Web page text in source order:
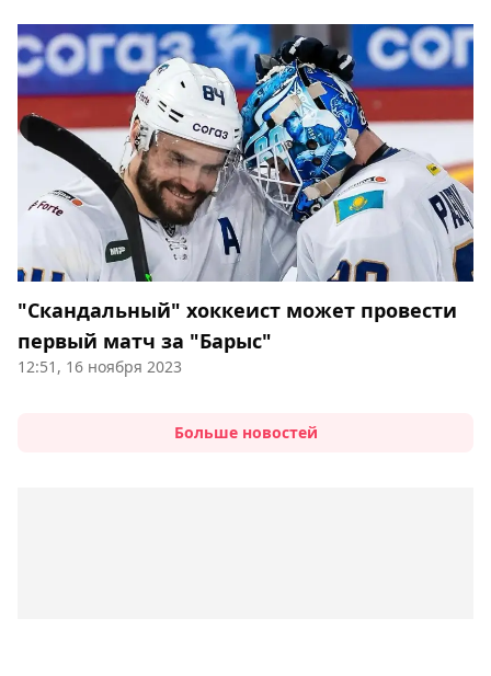
"Скандальный" хоккеист может провести
первый матч за "Барыс"
12:51, 16 ноября 2023
Больше новостей